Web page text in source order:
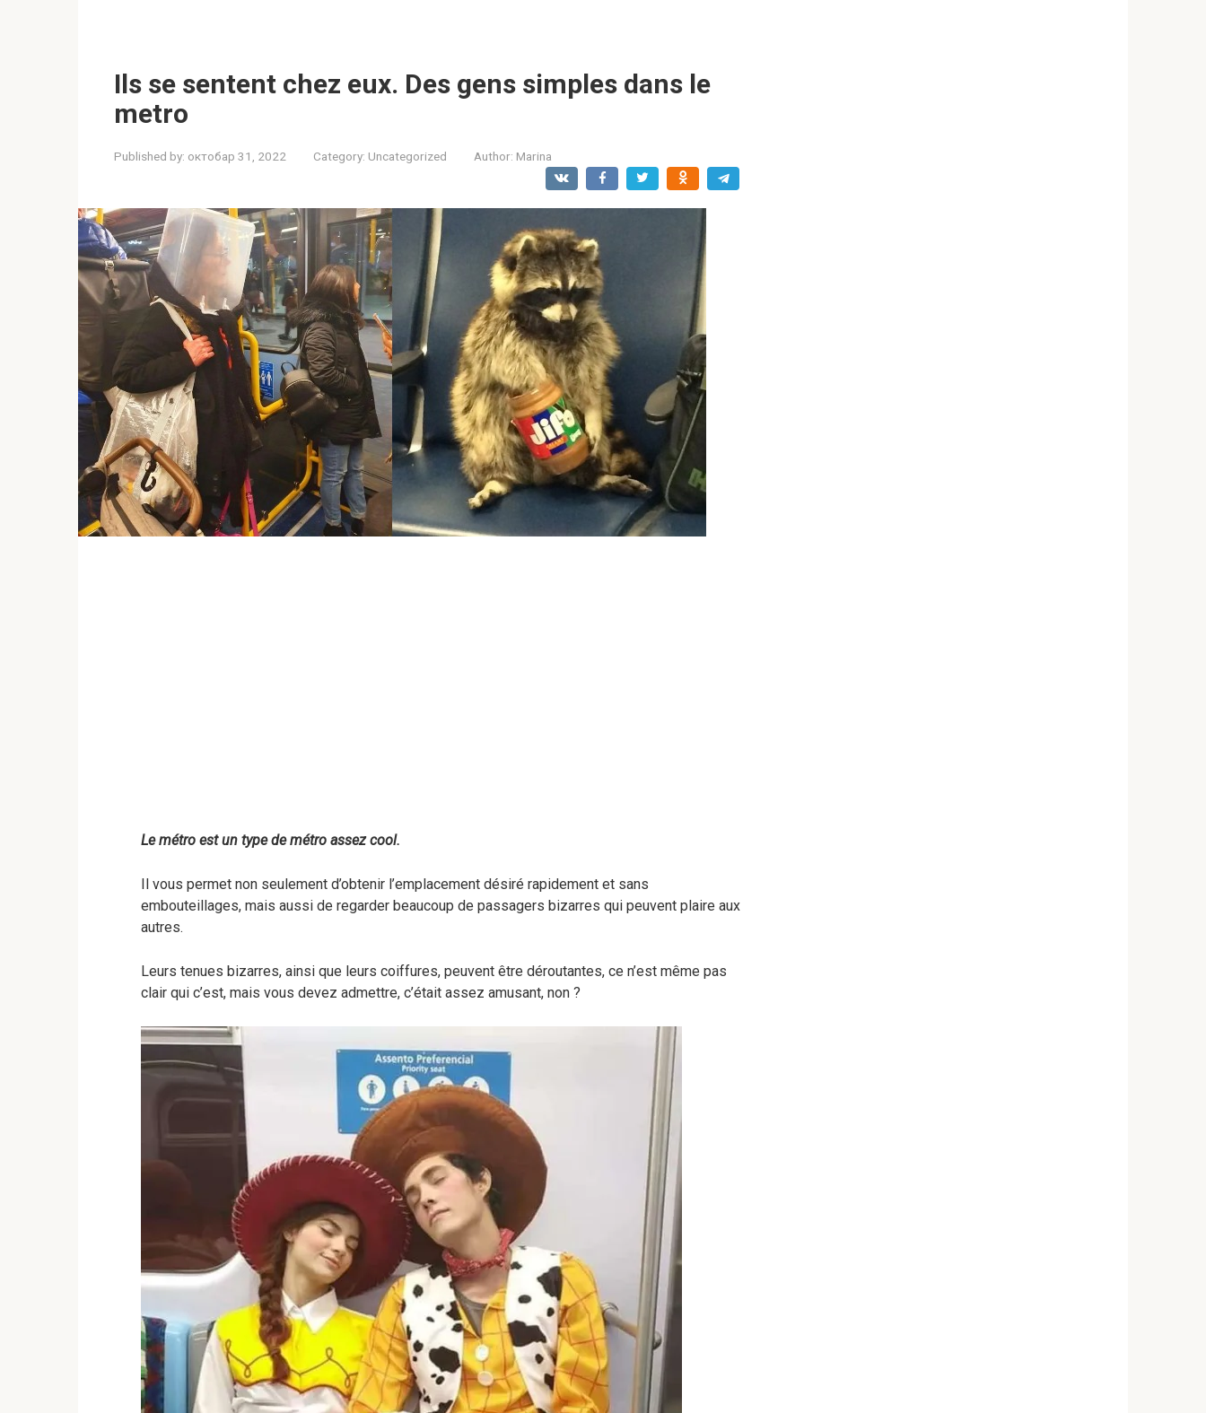
Ils se sentent chez eux. Des gens simples dans le
metro
Published by: октобар 31, 2022 Category: Uncategorized Author: Marina
Le métro est un type de métro assez cool.
Il vous permet non seulement d’obtenir l’emplacement désiré rapidement et sans
embouteillages, mais aussi de regarder beaucoup de passagers bizarres qui peuvent plaire aux
autres.
Leurs tenues bizarres, ainsi que leurs coiffures, peuvent être déroutantes, ce n’est même pas
clair qui c’est, mais vous devez admettre, c’était assez amusant, non ?